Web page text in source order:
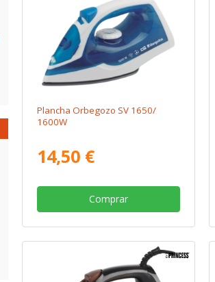
Plancha Orbegozo SV 1650/
1600W
14,50 €
Comprar